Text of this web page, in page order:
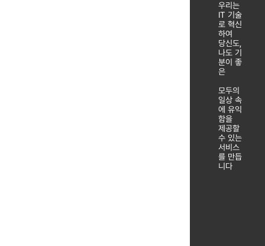
우리는
IT 기술
로 혁신
하여
당신도,
나도 기
분이 좋
은
모두의
일상 속
에 유익
함을
제공할
수 있는
서비스
를 만듭
니다